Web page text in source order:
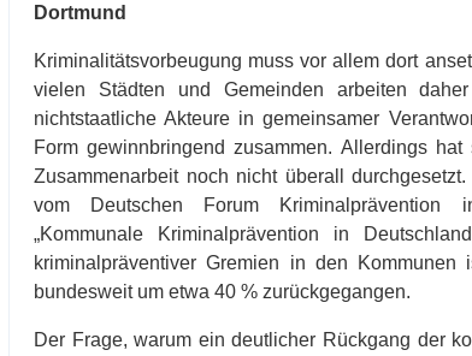
Dortmund
Kriminalitätsvorbeugung muss vor allem dort
vielen Städten und Gemeinden arbeiten
nichtstaatliche Akteure in gemeinsamer
Form gewinnbringend zusammen. Allerdings
Zusammenarbeit noch nicht überall
vom Deutschen Forum Kriminalprävention
„Kommunale Kriminalprävention in
kriminalpräventiver Gremien in den
bundesweit um etwa 40 % zurückgegangen.
Der Frage, warum ein deutlicher Rückgang der